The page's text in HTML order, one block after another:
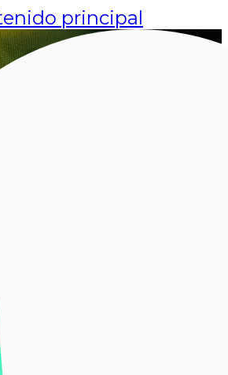
principal